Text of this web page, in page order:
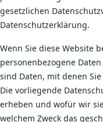
gesetzlichen
Datenschutzerklärung.
Wenn Sie diese Website
personenbezogene
sind Daten, mit denen
Die vorliegende
erheben und wofür wir
welchem Zweck das